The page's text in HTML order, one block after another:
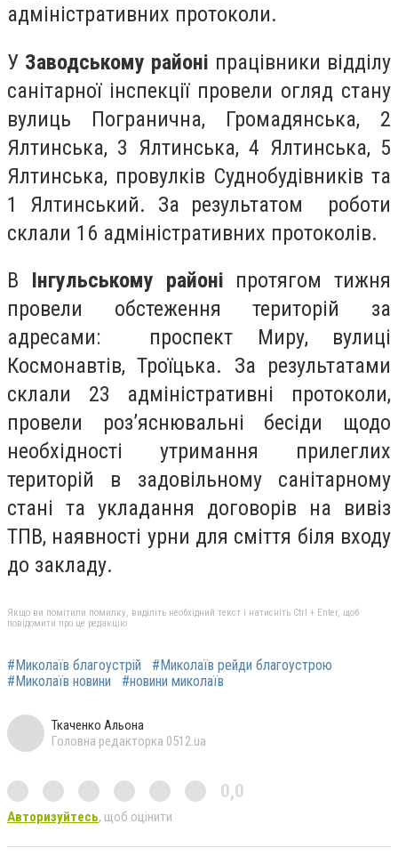
адміністративних протоколи.
У Заводському районі працівники відділу
санітарної інспекції провели огляд стану
вулиць Погранична, Громадянська, 2
Ялтинська, 3 Ялтинська, 4 Ялтинська, 5
Ялтинська, провулків Суднобудівників та
1 Ялтинський. За результатом роботи
склали 16 адміністративних протоколів.
В Інгульському районі протягом тижня
провели обстеження територій за
адресами: проспект Миру, вулиці
Космонавтів, Троїцька. За результатами
склали 23 адміністративні протоколи,
провели роз’яснювальні бесіди щодо
необхідності утримання прилеглих
територій в задовільному санітарному
стані та укладання договорів на вивіз
ТПВ, наявності урни для сміття біля входу
до закладу.
Якщо ви помітили помилку, виділіть необхідний текст і натисніть Ctrl + Enter, щоб
повідомити про це редакцію
#Миколаїв благоустрій
#Миколаїв рейди благоустрою
#Миколаїв новини
#новини миколаїв
Ткаченко Альона
Головна редакторка 0512.ua
0,0
Авторизуйтесь, щоб оцінити